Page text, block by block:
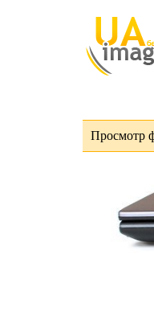
Просмотр